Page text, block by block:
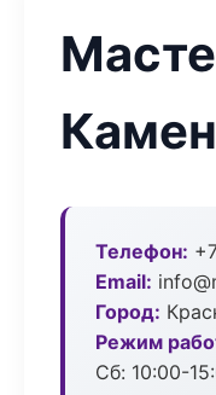
Телефон:
Email:
Город:
Режим
Сб: 10:00-